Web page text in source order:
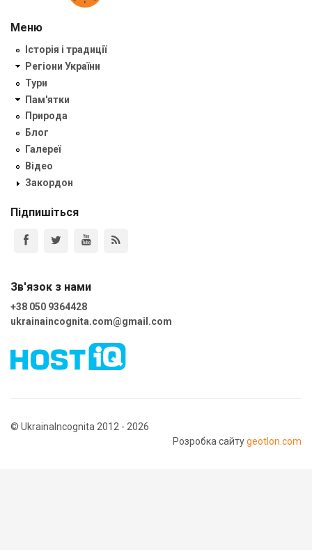
Меню
Історія і традиції
Регіони України
Тури
Пам'ятки
Природа
Блог
Галереї
Відео
Закордон
Підпишіться
Зв'язок з нами
+38 050 9364428
ukrainaincognita.com@gmail.com
© UkrainaIncognita 2012 - 2026
Розробка сайтуgeotlon.com